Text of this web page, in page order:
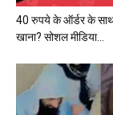
40 रुपये के ऑर्डर के साथ
खाना? सोशल मीडिया...